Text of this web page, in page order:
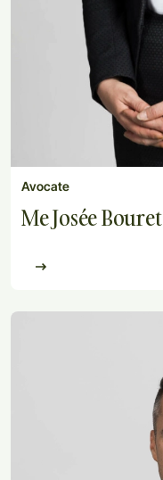
Avocate
Me Josée Bouret